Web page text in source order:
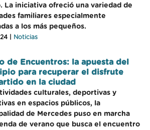
La iniciativa ofreció una variedad de
familiares especialmente
a los más pequeños.
| Noticias
de Encuentros: la apuesta del
para recuperar el disfrute
en la ciudad
culturales, deportivas y
en espacios públicos, la
de Mercedes puso en marcha
de verano que busca el encuentro